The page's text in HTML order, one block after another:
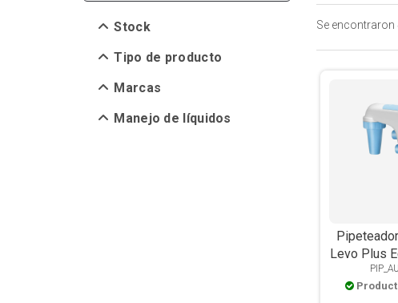
Stock
Tipo de producto
Marcas
Manejo de líquidos
Se encontraron
Levo Plus
Pipetas